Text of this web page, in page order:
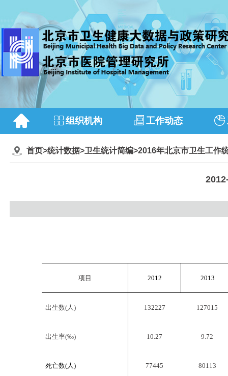
组织机构 工作动态
首页>统计数据>卫生统计简编>2016年北京市卫生工作
项目 2012 2013
出生数(人) 132227 127015
出生率(‰) 10.27 9.72
死亡数(人) 77445 80113